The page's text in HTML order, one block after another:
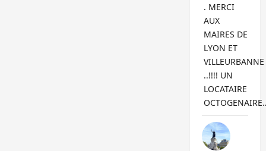
. MERCI
AUX
MAIRES DE
LYON ET
VILLEURBANNE
..!!!! UN
LOCATAIRE